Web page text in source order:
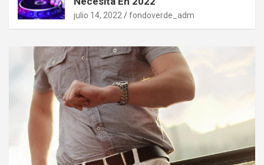
julio 14, 2022 fondoverde_adm